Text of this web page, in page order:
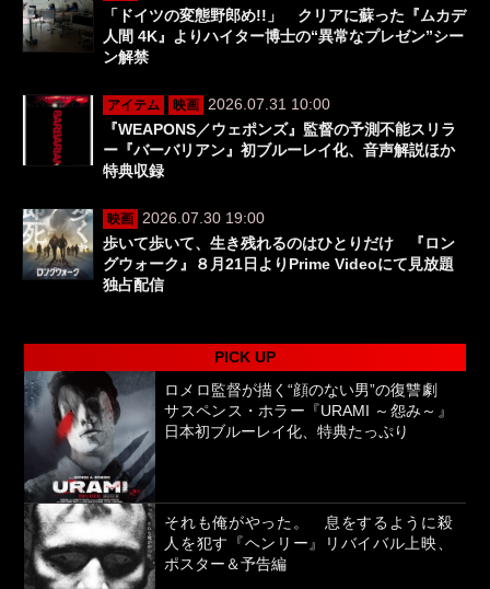
「ドイツの変態野郎め!!」 クリアに蘇った『ムカデ
人間 4K』よりハイター博士の“異常なプレゼン”シー
ン解禁
アイテム 映画
2026.07.31 10:00
『WEAPONS／ウェポンズ』監督の予測不能スリラ
ー『バーバリアン』初ブルーレイ化、音声解説ほか
特典収録
映画
2026.07.30 19:00
歩いて歩いて、生き残れるのはひとりだけ 『ロン
グウォーク』８月21日よりPrime Videoにて見放題
独占配信
PICK UP
ロメロ監督が描く“顔のない男”の復讐劇
サスペンス・ホラー『URAMI ～怨み～』
日本初ブルーレイ化、特典たっぷり
それも俺がやった。 息をするように殺
人を犯す『ヘンリー』リバイバル上映、
ポスター＆予告編